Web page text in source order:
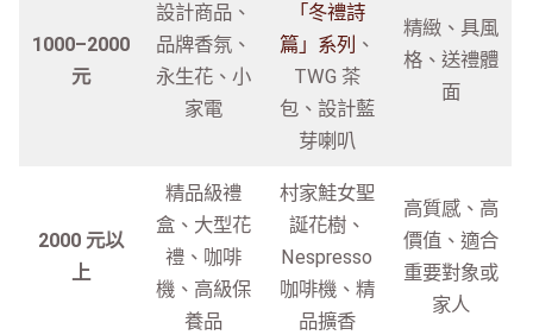
1000–2000
元
設計商品、
品牌香氛、
永生花、小
家電
「冬禮詩
篇」系列 、
TWG 茶
包、設計藍
芽喇叭
精緻、具風
格、送禮體
面
2000 元以
上
精品級禮
盒、大型花
禮、咖啡
機、高級保
養品
村家鮭女聖
誕花樹、
Nespresso
咖啡機、精
品擴香
高質感、高
價值、適合
重要對象或
家人